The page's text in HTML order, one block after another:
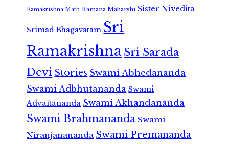
Ramakrishna Math Ramana Maharshi Sister Nivedita
Srimad Bhagavatam Sri
RamakrishnaSri Sarada
Devi Stories Swami Abhedananda
Swami Adbhutananda Swami
Advaitananda Swami Akhandananda
Swami Brahmananda Swami
Niranjanananda Swami Premananda